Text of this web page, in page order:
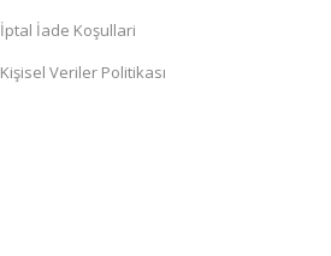
İptal İade Koşullari
Kişisel Veriler Politikası